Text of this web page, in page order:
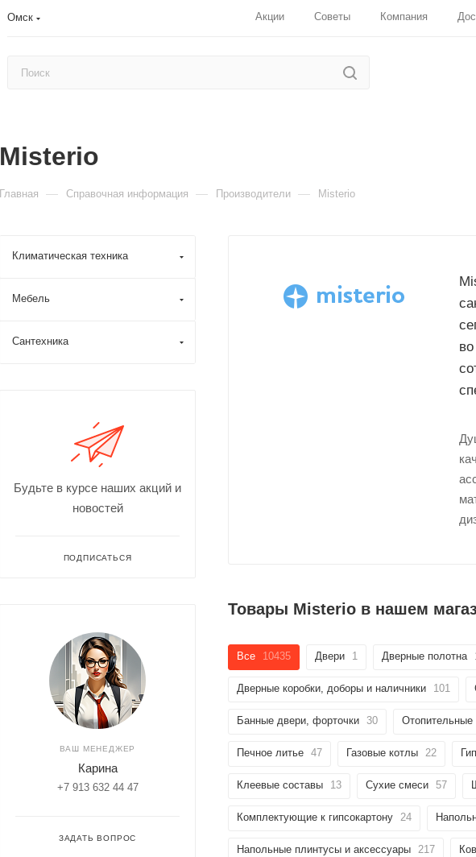
Омск Акции Советы Компания
Misterio
Главная — Справочная информация — Производители — Misterio
Товары Misterio в нашем
Все 10435 Двери 1 Дверные полотна
Дверные коробки, доборы и наличники 101
Банные двери, форточки 30 Отопительные
Печное литье 47 Газовые котлы 22
Клеевые составы 13 Сухие смеси 57
Комплектующие к гипсокартону 24
Напольные плинтусы и аксессуары 217
Климатическая техника
Мебель
Сантехника
Будьте в курсе наших акций и
новостей
ПОДПИСАТЬСЯ
ВАШ МЕНЕДЖЕР
Карина
+7 913 632 44 47
ЗАДАТЬ ВОПРОС
переплат
25%
% картой любого банка
Получайте товарвыбранный способом
75% будутсписыватьсяс вашей карты